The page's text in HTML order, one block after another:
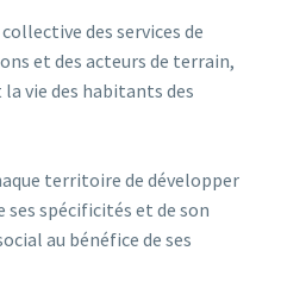
des services de
et des acteurs de terrain,
vie des habitants des
territoire de développer
spécificités et de son
au bénéfice de ses